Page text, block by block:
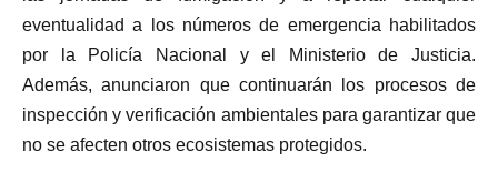
eventualidad a los números de emergencia habilitados
por la Policía Nacional y el Ministerio de Justicia.
Además, anunciaron que continuarán los procesos de
inspección y verificación ambientales para garantizar que
no se afecten otros ecosistemas protegidos.